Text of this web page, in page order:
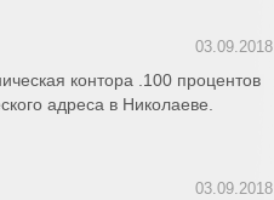
03.09.2018
контора .100 процентов
адреса в Николаеве.
03.09.2018